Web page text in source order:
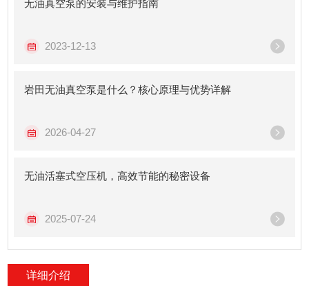
无油真空泵的安装与维护指南
2023-12-13
岩田无油真空泵是什么？核心原理与优势详解
2026-04-27
无油活塞式空压机，高效节能的秘密设备
2025-07-24
详细介绍